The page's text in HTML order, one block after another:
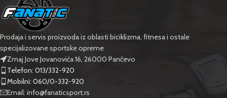
Prodaja i servis proizvoda iz oblasti biciklizma, fitnesa i ostale
specijalizovane sportske opreme
Zmaj Jove Jovanovića 16, 26000 Pančevo
Telefon: 013/332-920
Mobilni: 060/0-332-920
Email: info@fanaticsport.rs